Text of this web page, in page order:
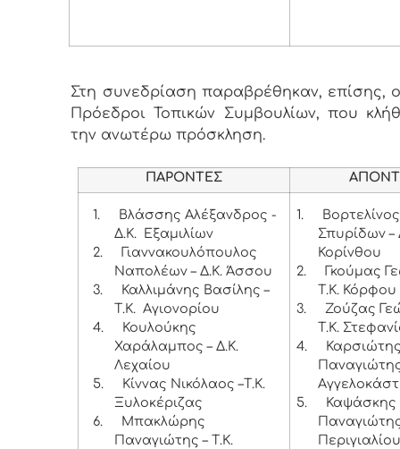
Στη συνεδρίαση παραβρέθηκαν, επίσης,
Πρόεδροι Τοπικών Συμβουλίων, που
την ανωτέρω πρόσκληση.
ΠΑΡΟΝΤΕΣ
1.
Βλάσσης Αλέξανδρος -
Δ.Κ. Εξαμιλίων
2.
Γιαννακουλόπουλος
Ναπολέων – Δ.Κ. Άσσου
3.
Καλλιμάνης Βασίλης –
Τ.Κ. Αγιονορίου
4.
Κουλούκης
Χαράλαμπος – Δ.Κ.
Λεχαίου
5.
Κίννας Νικόλαος –Τ.Κ.
Ξυλοκέριζας
6.
Μπακλώρης
Παναγιώτης – Τ.Κ.
1.
Σπυρίδων –
Κορίνθου
2.
Γκούμας
Τ.Κ. Κόρφου
3.
Ζούζας
Τ.Κ.
4.
5.
Καψάσκης
Περιγιαλίου